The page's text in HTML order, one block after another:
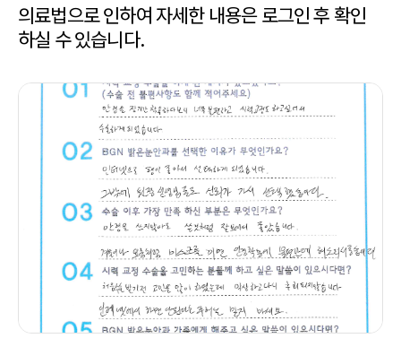
의료법으로 인하여 자세한 내용은 로그인 후 확인
하실 수 있습니다.